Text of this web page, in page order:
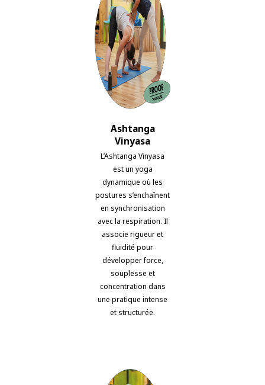
Ashtanga
Vinyasa
L’Ashtanga Vinyasa
est un yoga
dynamique où les
postures s’enchaînent
en synchronisation
avec la respiration. Il
associe rigueur et
fluidité pour
développer force,
souplesse et
concentration dans
une pratique intense
et structurée.